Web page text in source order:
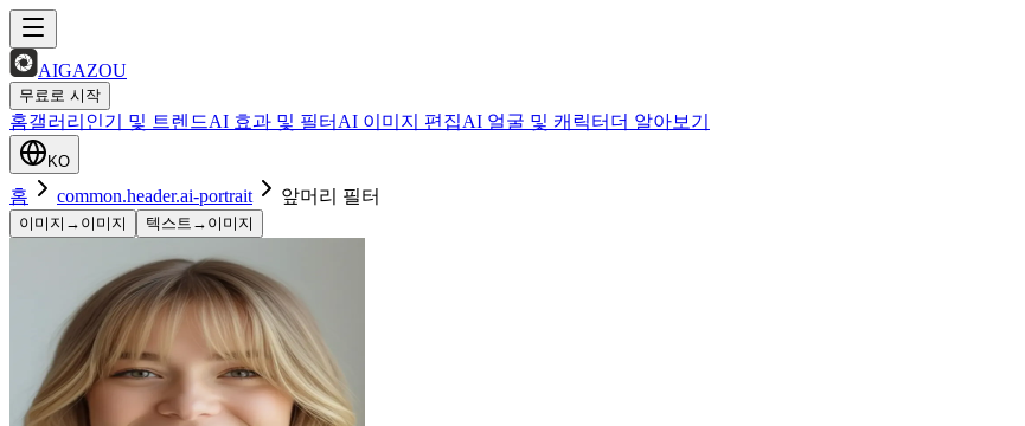
AIGAZOU
무료로 시작
홈갤러리 인기 및 트렌드AI 효과 및 필터 AI 이미지 편집AI 얼굴 및 캐릭터 더 알아보기
KO
홈 common.header.ai-portrait 앞머리 필터
이미지→이미지 텍스트→이미지